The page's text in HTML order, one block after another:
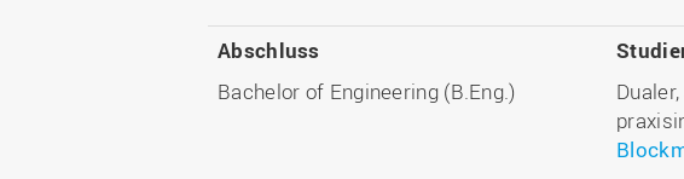
Abschluss
Bachelor of Engineering (B.Eng.)